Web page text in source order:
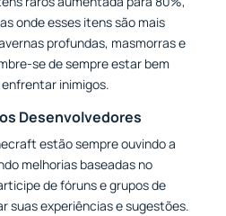
onde esses itens são mais
profundas, masmorras e
se de sempre estar bem
inimigos.
Desenvolvedores
estão sempre ouvindo a
melhorias baseadas no
de fóruns e grupos de
suas experiências e sugestões.